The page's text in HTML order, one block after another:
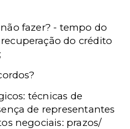
fazer? - tempo do
do crédito
técnicas de
de representantes
negociais: prazos/